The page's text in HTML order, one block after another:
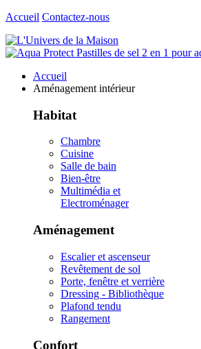
Accueil Contactez-nous
Accueil
Aménagement intérieur
Habitat
Chambre
Cuisine
Salle de bain
Bien-être
Multimédia et
Electroménager
Aménagement
Escalier et ascenseur
Revêtement de sol
Porte, fenêtre et verrière
Dressing - Bibliothèque
Plafond tendu
Rangement
Confort